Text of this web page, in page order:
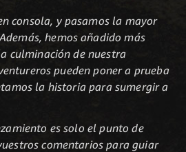
consola, y pasamos la mayor
hemos añadido más
culminación de nuestra
pueden poner a prueba
la historia para sumergir a
es solo el punto de
comentarios para guiar